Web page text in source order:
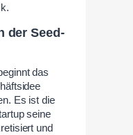
der Seed-
das
Es ist die
seine
und